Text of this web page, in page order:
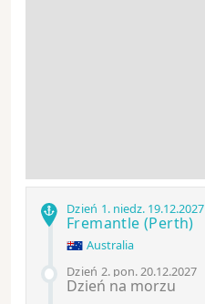
Dzień 1. niedz. 19.12.2027
Fremantle(Perth)
Australia
Dzień 2. pon.20.12.2027
Dzień na morzu